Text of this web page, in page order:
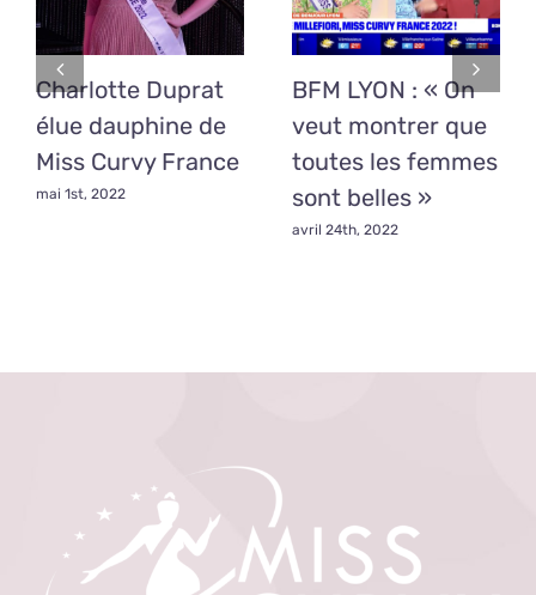
Charlotte Duprat
élue dauphine de
Miss Curvy France
mai 1st, 2022
BFM LYON : « On
veut montrer que
toutes les femmes
sont belles »
avril 24th, 2022